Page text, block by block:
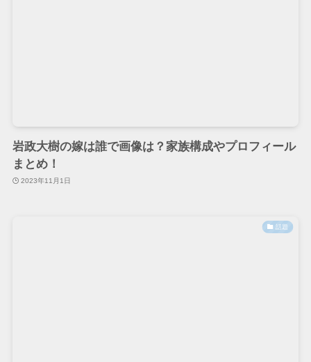
岩政大樹の嫁は誰で画像は？家族構成やプロフィール
まとめ！
2023年11月1日
話題